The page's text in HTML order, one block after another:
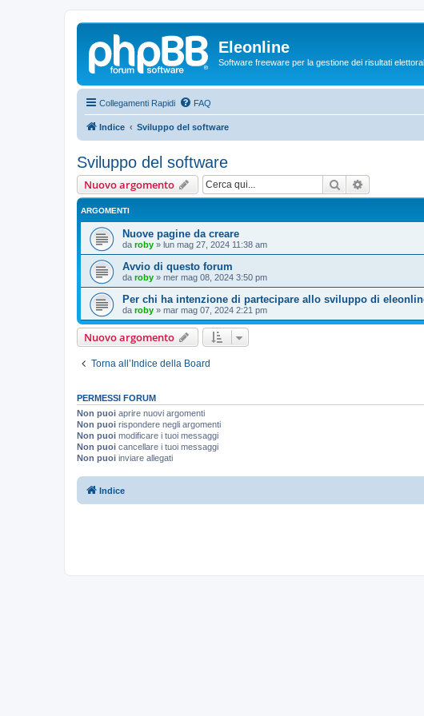
Eleonline
Software freeware per la gestione dei risultati
Collegamenti Rapidi FAQ
Indice Sviluppo del software
Sviluppo del software
Nuovo argomento Cerca
ARGOMENTI
Nuove pagine da creare
da roby » lun mag 27, 2024 11:38 am
Avvio di questo forum
da roby » mer mag 08, 2024 3:50 pm
Per chi ha intenzione di partecipare allo sviluppo di
da roby » mar mag 07, 2024 2:21 pm
Nuovo argomento
Torna all’Indice della Board
PERMESSI FORUM
Non puoi aprire nuovi argomenti
Non puoi rispondere negli argomenti
Non puoi modificare i tuoi messaggi
Non puoi cancellare i tuoi messaggi
Non puoi inviare allegati
Indice